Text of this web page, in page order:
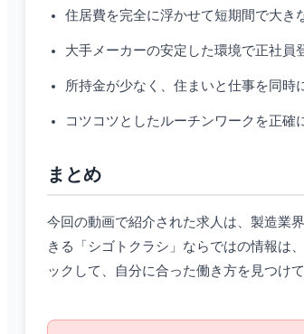
住居費を完全に浮かせて短期間で大き
大手メーカーの安定した環境で正社員
所持金が少なく、住まいと仕事を同時
コツコツとしたルーチンワークを正確
まとめ
今回の動画で紹介された求人は、製造業
きる「シゴトクラシ」ならではの情報は
ックして、自分に合った働き方を見つけて